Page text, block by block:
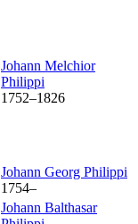
Johann Melchior
Philippi
1752–1826
Johann Georg Philippi
1754–
Johann Balthasar